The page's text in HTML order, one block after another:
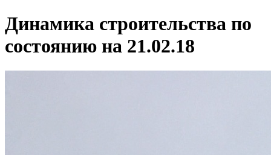
Динамика строительства по
состоянию на 21.02.18